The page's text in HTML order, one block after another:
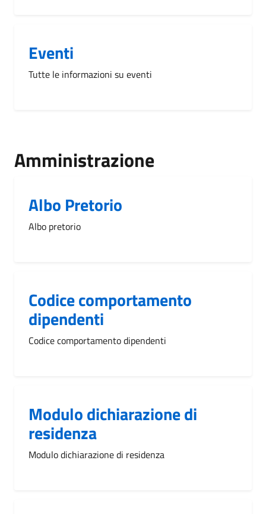
Eventi
Tutte le informazioni su eventi
Amministrazione
Albo Pretorio
Albo pretorio
Codice comportamento
dipendenti
Codice comportamento dipendenti
Modulo dichiarazione di
residenza
Modulo dichiarazione di residenza